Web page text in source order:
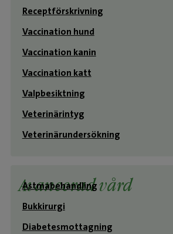
Receptförskrivning
Vaccination hund
Vaccination kanin
Vaccination katt
Valpbesiktning
Veterinärintyg
Veterinärundersökning
Avancerad vård
Astmabehandling
Bukkirurgi
Diabetesmottagning